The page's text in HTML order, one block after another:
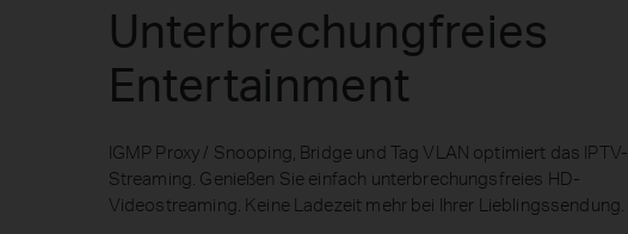
Unterbrechungfreies
Entertainment
IGMP Proxy / Snooping, Bridge und Tag VLAN optimiert das IPTV-
Streaming. Genießen Sie einfach unterbrechungsfreies HD-
Videostreaming. Keine Ladezeit mehr bei Ihrer Lieblingssendung.